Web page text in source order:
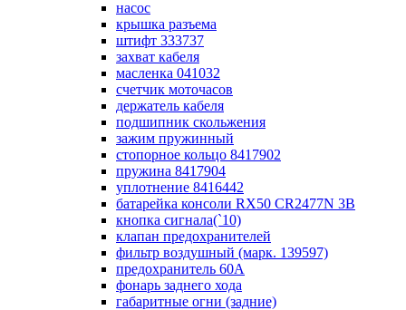
насос
крышка разъема
штифт 333737
захват кабеля
масленка 041032
счетчик моточасов
держатель кабеля
подшипник скольжения
зажим пружинный
стопорное кольцо 8417902
пружина 8417904
уплотнение 8416442
батарейка консоли RX50 CR2477N 3B
кнопка сигнала(`10)
клапан предохранителей
фильтр воздушный (марк. 139597)
предохранитель 60А
фонарь заднего хода
габаритные огни (задние)